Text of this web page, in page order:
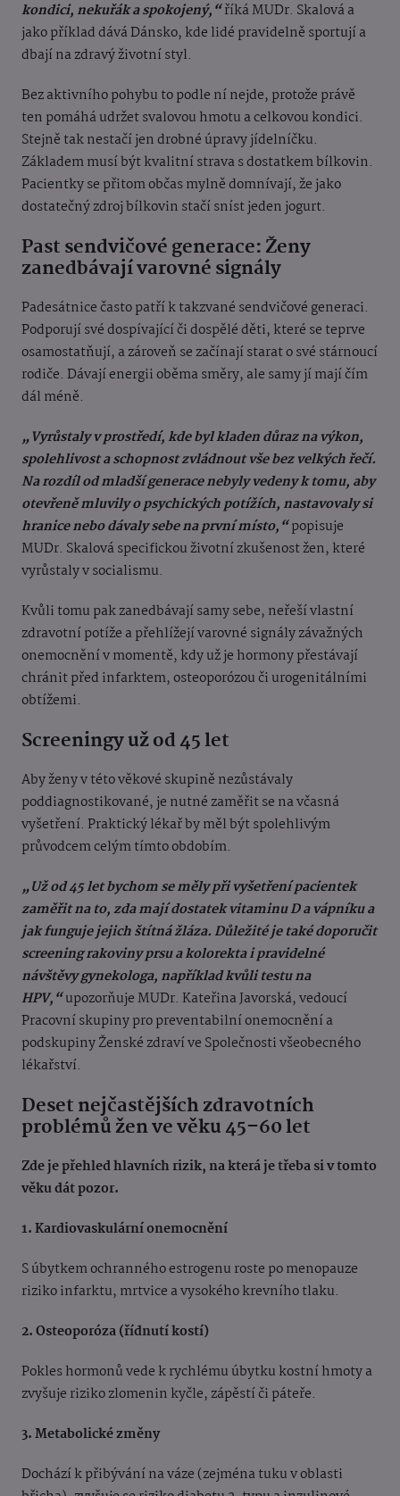
kondici, nekuřák a spokojený,“říká MUDr. Skalová a
jako příklad dává Dánsko, kde lidé pravidelně sportují a
dbají na zdravý životní styl.
Bez aktivního pohybu to podle ní nejde, protože právě
ten pomáhá udržet svalovou hmotu a celkovou kondici.
Stejně tak nestačí jen drobné úpravy jídelníčku.
Základem musí být kvalitní strava s dostatkem bílkovin.
Pacientky se přitom občas mylně domnívají, že jako
dostatečný zdroj bílkovin stačí sníst jeden jogurt.
Past sendvičové generace: Ženy
zanedbávají varovné signály
Padesátnice často patří k takzvané sendvičové generaci.
Podporují své dospívající či dospělé děti, které se teprve
osamostatňují, a zároveň se začínají starat o své stárnoucí
rodiče. Dávají energii oběma směry, ale samy jí mají čím
dál méně.
„Vyrůstaly v prostředí, kde byl kladen důraz na výkon,
spolehlivost a schopnost zvládnout vše bez velkých řečí.
Na rozdíl od mladší generace nebyly vedeny k tomu, aby
otevřeně mluvily o psychických potížích, nastavovaly si
hranice nebo dávaly sebe na první místo,“popisuje
MUDr. Skalová specifickou životní zkušenost žen, které
vyrůstaly v socialismu.
Kvůli tomu pak zanedbávají samy sebe, neřeší vlastní
zdravotní potíže a přehlížejí varovné signály závažných
onemocnění v momentě, kdy už je hormony přestávají
chránit před infarktem, osteoporózou či urogenitálními
obtížemi.
Screeningy už od 45 let
Aby ženy v této věkové skupině nezůstávaly
poddiagnostikované, je nutné zaměřit se na včasná
vyšetření. Praktický lékař by měl být spolehlivým
průvodcem celým tímto obdobím.
„Už od 45 let bychom se měly při vyšetření pacientek
zaměřit na to, zda mají dostatek vitaminu D a vápníku a
jak funguje jejich štítná žláza. Důležité je také doporučit
screening rakoviny prsu a kolorekta i pravidelné
návštěvy gynekologa, například kvůli testu na
HPV,“upozorňuje MUDr. Kateřina Javorská, vedoucí
Pracovní skupiny pro preventabilní onemocnění a
podskupiny Ženské zdraví ve Společnosti všeobecného
lékařství.
Deset nejčastějších zdravotních
problémů žen ve věku 45–60 let
Zde je přehled hlavních rizik, na která je třeba si v tomto
věku dát pozor.
1. Kardiovaskulární onemocnění
S úbytkem ochranného estrogenu roste po menopauze
riziko infarktu, mrtvice a vysokého krevního tlaku.
2. Osteoporóza (řídnutí kostí)
Pokles hormonů vede k rychlému úbytku kostní hmoty a
zvyšuje riziko zlomenin kyčle, zápěstí či páteře.
3. Metabolické změny
Dochází k přibývání na váze (zejména tuku v oblasti